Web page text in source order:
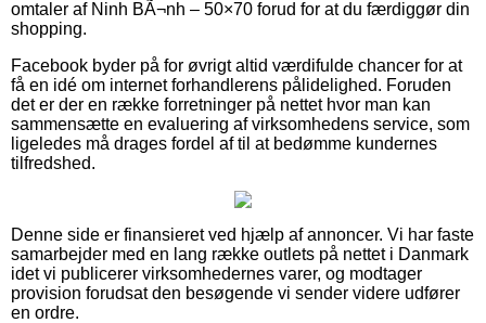
omtaler af Ninh BÃ¬nh – 50×70 forud for at du færdiggør din
shopping.
Facebook byder på for øvrigt altid værdifulde chancer for at
få en idé om internet forhandlerens pålidelighed. Foruden
det er der en række forretninger på nettet hvor man kan
sammensætte en evaluering af virksomhedens service, som
ligeledes må drages fordel af til at bedømme kundernes
tilfredshed.
Denne side er finansieret ved hjælp af annoncer. Vi har faste
samarbejder med en lang række outlets på nettet i Danmark
idet vi publicerer virksomhedernes varer, og modtager
provision forudsat den besøgende vi sender videre udfører
en ordre.